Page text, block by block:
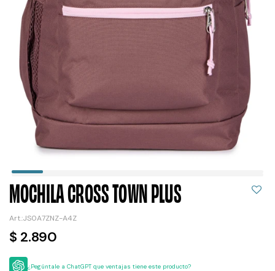
MOCHILA CROSS TOWN PLUS
JS0A7ZNZ-A4Z
$ 2.890
¿Pegúntale a ChatGPT que ventajas tiene este producto?